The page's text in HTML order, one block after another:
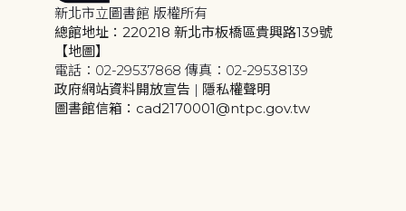
新北市立圖書館 版權所有
總館地址：220218 新北市板橋區貴興路139號
【地圖】
電話：02-29537868 傳真：02-29538139
政府網站資料開放宣告 | 隱私權聲明
圖書館信箱：cad2170001@ntpc.gov.tw